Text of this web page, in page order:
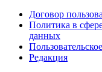
Договор
Политика в
данных
Редакция